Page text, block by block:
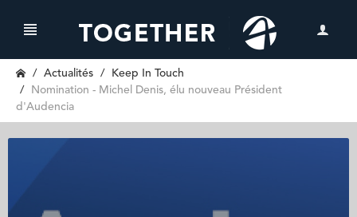
Actualités
Keep In Touch
Nomination - Michel Denis, élu nouveau Président
d'Audencia